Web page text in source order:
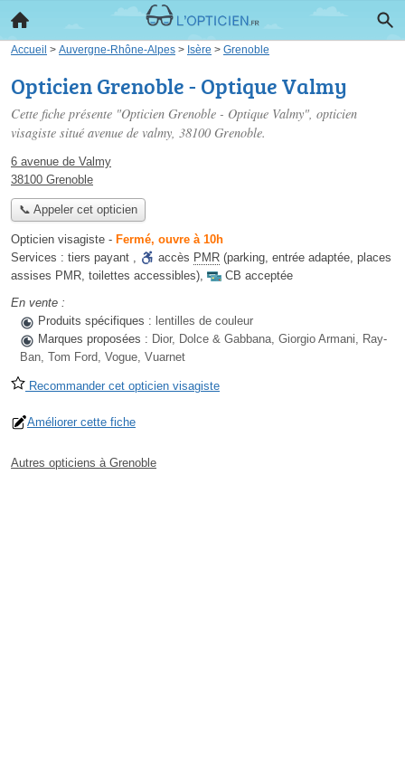
Accueil > Auvergne-Rhône-Alpes > Isère > Grenoble
Opticien Grenoble - Optique Valmy
Cette fiche présente "Opticien Grenoble - Optique Valmy", opticien
visagiste situé avenue de valmy, 38100 Grenoble.
6 avenue de Valmy
38100 Grenoble
📞 Appeler cet opticien
Opticien visagiste - Fermé, ouvre à 10h
Services : tiers payant , accès PMR (parking, entrée adaptée, places
assises PMR, toilettes accessibles),
CB acceptée
En vente :
Produits spécifiques : lentilles de couleur
Marques proposées : Dior, Dolce & Gabbana, Giorgio Armani, Ray-
Ban, Tom Ford, Vogue, Vuarnet
Recommander cet opticien visagiste
Améliorer cette fiche
Autres opticiens à Grenoble